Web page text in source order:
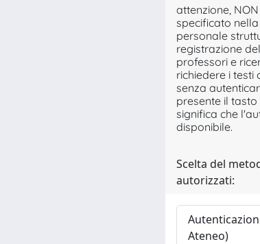
attenzione,
specificato nella
personale
registrazione
professori e
richiedere i testi
senza
presente il tasto
significa che
disponibile.
Scelta del
autorizzati:
Ateneo)